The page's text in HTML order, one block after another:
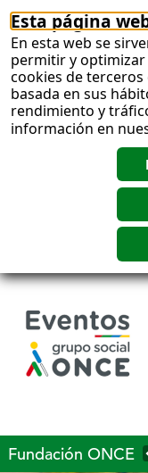
Esta página
En esta web se
permitir y optimizar
cookies de
basada en sus
rendimiento y
información en
Fundación ONCE